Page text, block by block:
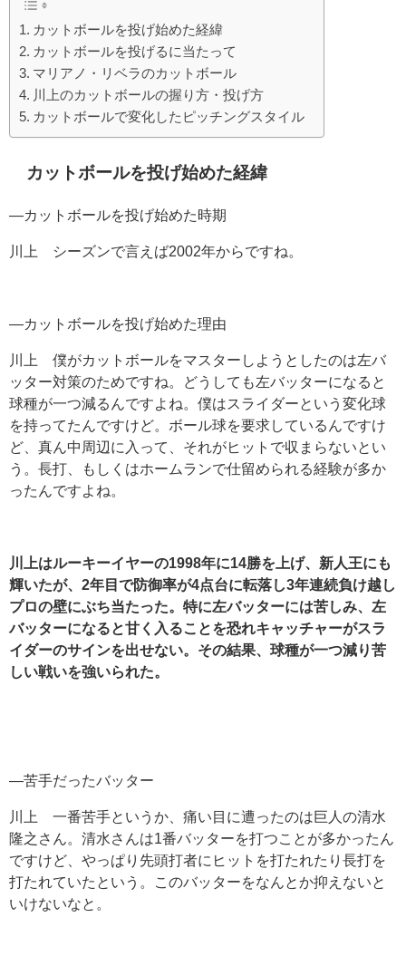
カットボールを投げ始めた経緯
カットボールを投げるに当たって
マリアノ・リベラのカットボール
川上のカットボールの握り方・投げ方
カットボールで変化したピッチングスタイル
カットボールを投げ始めた経緯
―カットボールを投げ始めた時期
川上 シーズンで言えば2002年からですね。
―カットボールを投げ始めた理由
川上 僕がカットボールをマスターしようとしたのは左バ
ッター対策のためですね。どうしても左バッターになると
球種が一つ減るんですよね。僕はスライダーという変化球
を持ってたんですけど。ボール球を要求しているんですけ
ど、真ん中周辺に入って、それがヒットで収まらないとい
う。長打、もしくはホームランで仕留められる経験が多か
ったんですよね。
川上はルーキーイヤーの1998年に14勝を上げ、新人王にも
輝いたが、2年目で防御率が4点台に転落し3年連続負け越し
プロの壁にぶち当たった。 特に左バッターには苦しみ、左
バッターになると甘く入ることを恐れキャッチャーがスラ
イダーのサインを出せない。その結果、球種が一つ減り苦
しい戦いを強いられた。
―苦手だったバッター
川上 一番苦手というか、痛い目に遭ったのは巨人の清水
隆之さん。清水さんは1番バッターを打つことが多かったん
ですけど、やっぱり先頭打者にヒットを打たれたり長打を
打たれていたという。このバッターをなんとか抑えないと
いけないなと。